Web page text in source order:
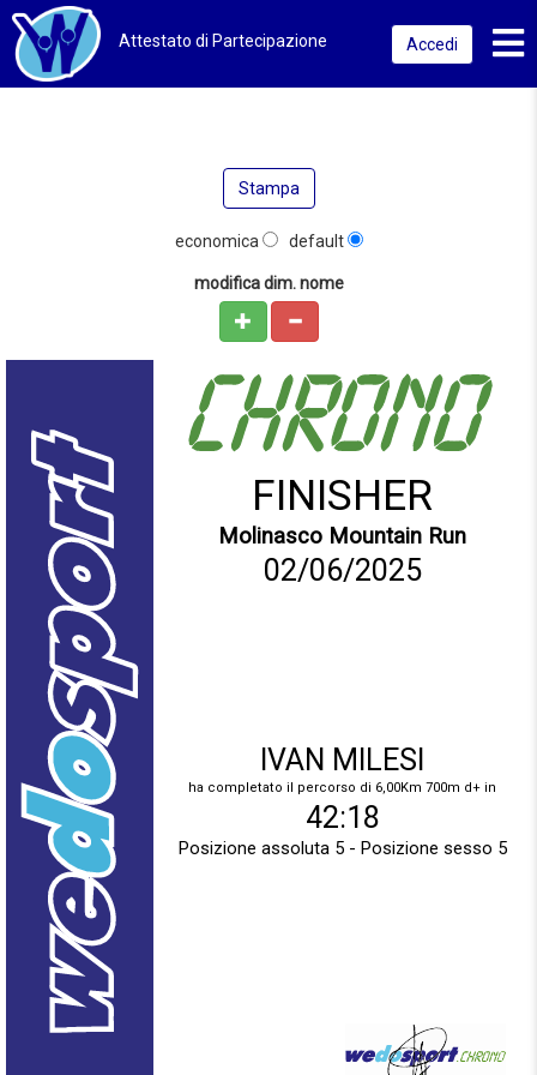
Attestato di Partecipazione Accedi
Stampa
economica default
modifica dim. nome
FINISHER
Molinasco Mountain Run
IVAN MILESI
ha completato il percorso di 6,00Km 700m d+ in
Posizione assoluta 5 - Posizione sesso 5
42:18
02/06/2025